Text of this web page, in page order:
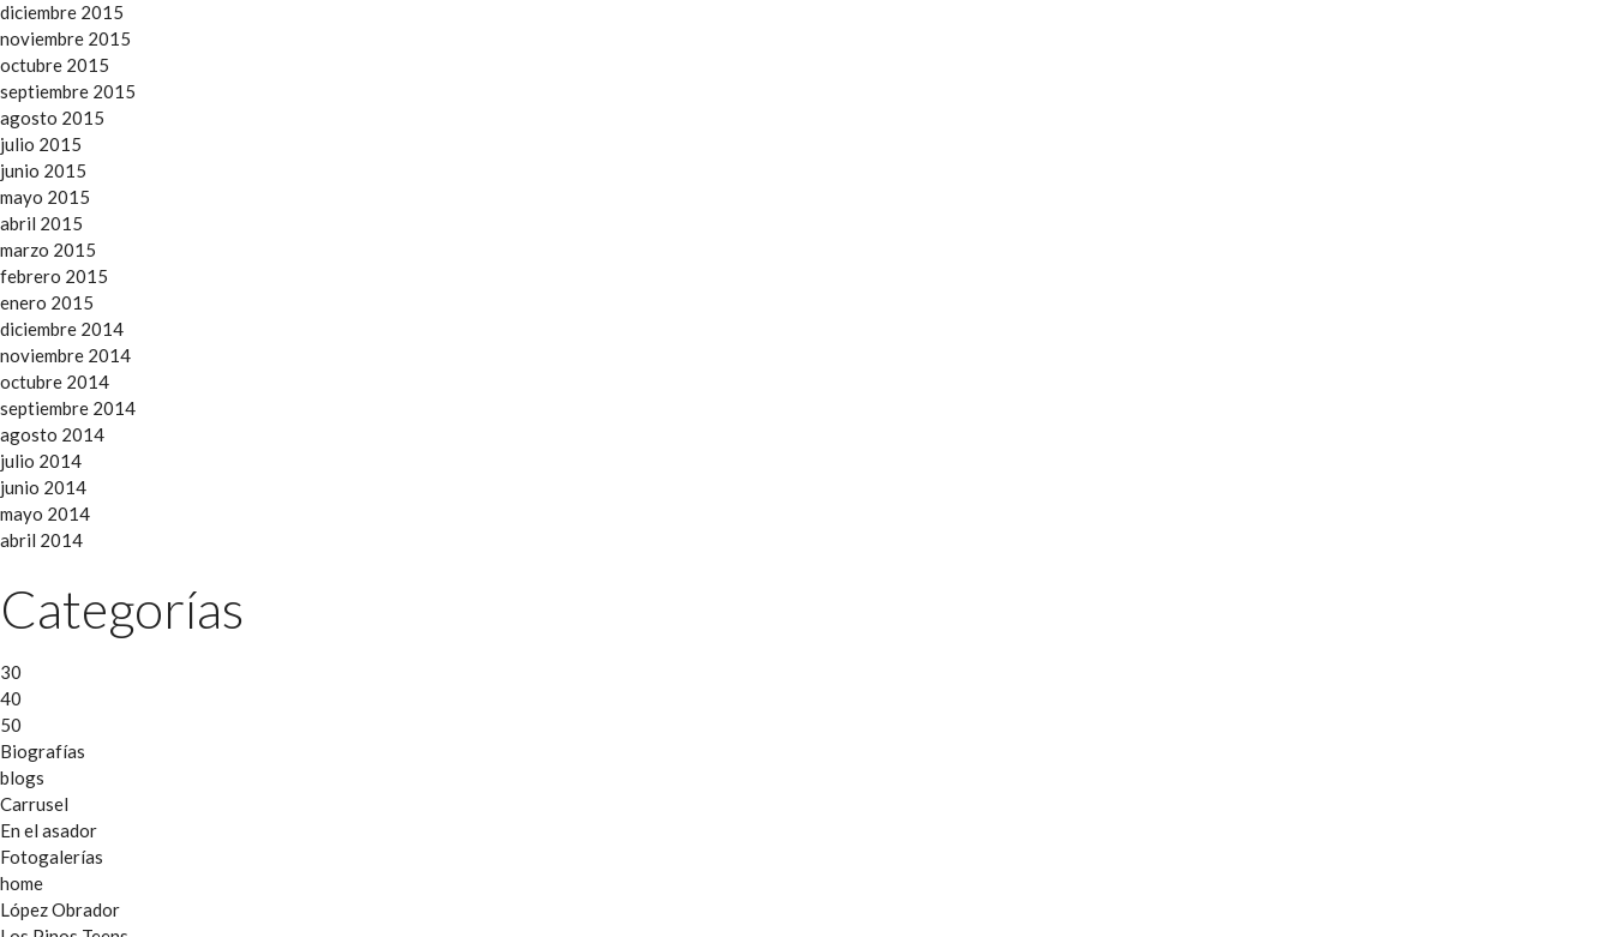
diciembre 2015
noviembre 2015
octubre 2015
septiembre 2015
agosto 2015
julio 2015
junio 2015
mayo 2015
abril 2015
marzo 2015
febrero 2015
enero 2015
diciembre 2014
noviembre 2014
octubre 2014
septiembre 2014
agosto 2014
julio 2014
junio 2014
mayo 2014
abril 2014
Categorías
30
40
50
Biografías
blogs
Carrusel
En el asador
Fotogalerías
home
López Obrador